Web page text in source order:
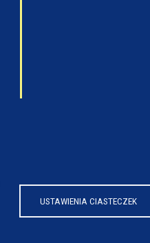
USTAWIENIA CIASTECZEK